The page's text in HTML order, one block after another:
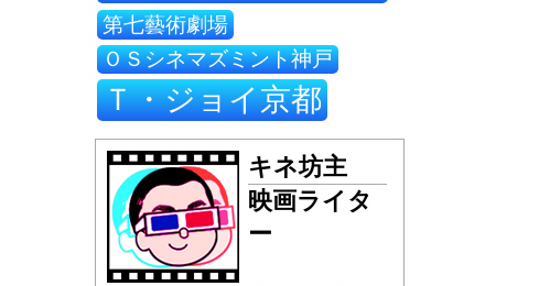
第七藝術劇場
ＯＳシネマズミント神戸
Ｔ・ジョイ京都
キネ坊主
映画ライタ
ー